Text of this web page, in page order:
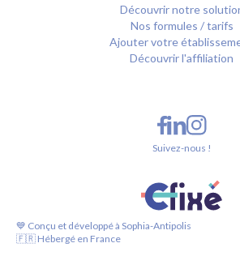
Découvrir notre
Nos formules / tarifs
Ajouter votre
Découvrir l'affiliation
💙 Conçu et développé à Sophia-Antipolis
🇫🇷 Hébergé en France
Suivez-nous !